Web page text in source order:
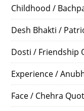
Childhood /
Desh Bhakti /
Dosti / Friendship
Experience /
Face / Chehra